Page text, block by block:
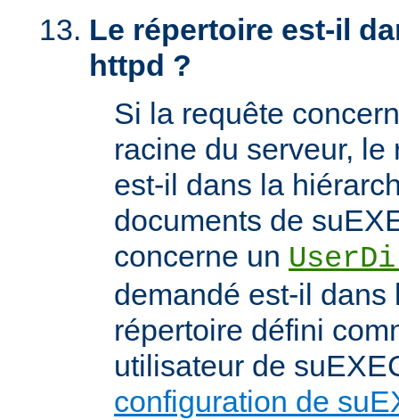
Le répertoire est-il
httpd ?
Si la requête
racine du serveur,
est-il dans la
documents de
concerne un
demandé est-il dans
répertoire défini
utilisateur de
configuration de